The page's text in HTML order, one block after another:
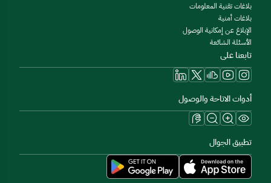
بلاغات تقنية المعلومات
بلاغات أمنية
الإبلاغ عن إمكانية الوصول
الأسئلة الشائعة
تابعنا على
أدوات الاتاحة والوصول
تطبيق الجوال